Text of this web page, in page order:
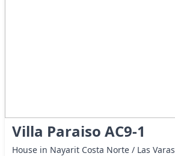
Villa Paraiso AC9-1
House in Nayarit Costa Norte / Las Varas